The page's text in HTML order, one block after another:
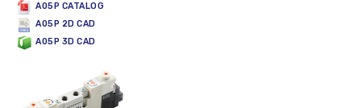
A05P CATALOG
A05P 2D CAD
A05P 3D CAD